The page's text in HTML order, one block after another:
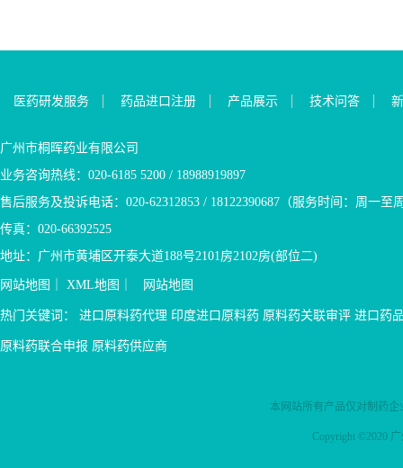
医药研发服务 药品进口注册 产品展示 技术问答
广州市桐晖药业有限公司
业务咨询热线：020-6185 5200 / 18988919897
售后服务及投诉电话：020-62312853 / 18122390687（服务时间：周一至
传真：020-66392525
地址：广州市黄埔区开泰大道188号2101房2102房(部位二)
网站地图 XML地图 网站地图
热门关键词： 进口原料药代理 印度进口原料药 原料药关联审评 进口药
原料药联合申报 原料药供应商
本网站所有产品仅对制药
Copyright ©2020